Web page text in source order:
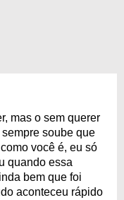
mas o sem querer
soube que
você é, eu só
quando essa
bem que foi
aconteceu rápido